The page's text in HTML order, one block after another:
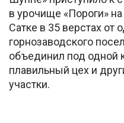
в урочище «Пороги»
Сатке в 35 верстах от
горнозаводского
объединил под одной
плавильный цех и
участки.